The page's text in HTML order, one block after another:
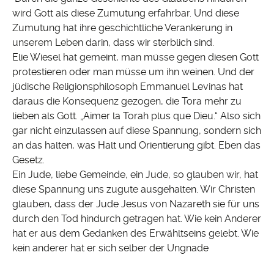
wird Gott als diese Zumutung erfahrbar. Und diese
Zumutung hat ihre geschichtliche Verankerung in
unserem Leben darin, dass wir sterblich sind.
Elie Wiesel hat gemeint, man müsse gegen diesen Gott
protestieren oder man müsse um ihn weinen. Und der
jüdische Religionsphilosoph Emmanuel Levinas hat
daraus die Konsequenz gezogen, die Tora mehr zu
lieben als Gott. „Aimer la Torah plus que Dieu.“ Also sich
gar nicht einzulassen auf diese Spannung, sondern sich
an das halten, was Halt und Orientierung gibt. Eben das
Gesetz.
Ein Jude, liebe Gemeinde, ein Jude, so glauben wir, hat
diese Spannung uns zugute ausgehalten. Wir Christen
glauben, dass der Jude Jesus von Nazareth sie für uns
durch den Tod hindurch getragen hat. Wie kein Anderer
hat er aus dem Gedanken des Erwähltseins gelebt. Wie
kein anderer hat er sich selber der Ungnade